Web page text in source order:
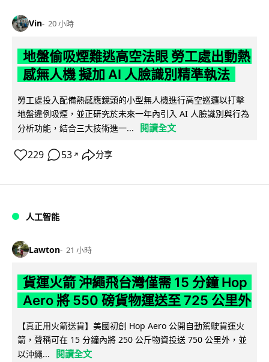
Vin 20 小時
地盤偷吸煙難逃高空法眼 勞工處出動熱
感無人機 擬加 AI 人臉識別精準執法
勞工處投入配備熱感應鏡頭的小型無人機進行高空巡邏以打擊
地盤違例吸煙，並正研究於未來一年內引入 AI 人臉識別與行為
分析功能，結合三大技術進一...
閱讀全文
229 53 ↗ 分享
人工智能
Lawton 21 小時
貨運火箭 沖繩飛台灣僅需 15 分鐘 Hop
Aero 將 550 磅貨物運送至 725 公里外
【真正用火箭送貨】美國初創 Hop Aero 公開自動駕駛貨運火
箭，聲稱可在 15 分鐘內將 250 公斤物資投送 750 公里外，並
以沖繩...
閱讀全文